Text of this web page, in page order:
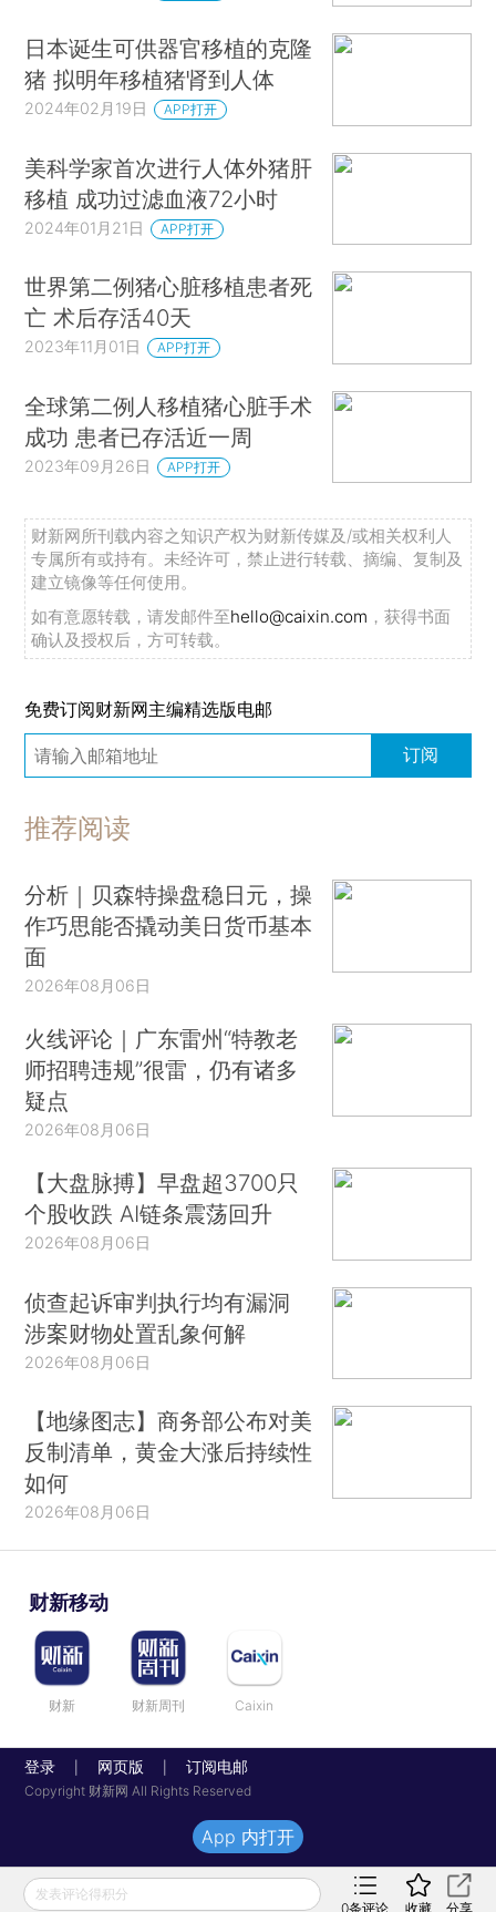
日本诞生可供器官移植的克隆
猪 拟明年移植猪肾到人体
2024年02月19日 APP打开
美科学家首次进行人体外猪肝
移植 成功过滤血液72小时
2024年01月21日 APP打开
世界第二例猪心脏移植患者死
亡 术后存活40天
2023年11月01日 APP打开
全球第二例人移植猪心脏手术
成功 患者已存活近一周
2023年09月26日 APP打开
财新网所刊载内容之知识产权为财新传媒及/或相关权利人
专属所有或持有。未经许可，禁止进行转载、摘编、复制及
建立镜像等任何使用。
如有意愿转载，请发邮件至hello@caixin.com ，获得书面
确认及授权后，方可转载。
免费订阅财新网主编精选版电邮
订阅
推荐阅读
分析｜贝森特操盘稳日元，操
作巧思能否撬动美日货币基本
面
2026年08月06日
火线评论｜广东雷州“特教老
师招聘违规”很雷，仍有诸多
疑点
2026年08月06日
【大盘脉搏】早盘超3700只
个股收跌 AI链条震荡回升
2026年08月06日
侦查起诉审判执行均有漏洞
涉案财物处置乱象何解
2026年08月06日
【地缘图志】商务部公布对美
反制清单，黄金大涨后持续性
如何
2026年08月06日
财新移动
财新 财新周刊 Caixin
登录 网页版 订阅电邮
Copyright 财新网 All Rights Reserved
发表评论得积分
0条评论 收藏 分享
App 内打开